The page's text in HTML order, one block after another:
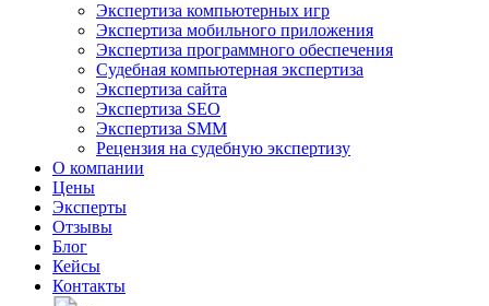
Экспертиза компьютерных игр
Экспертиза мобильного приложения
Экспертиза программного обеспечения
Судебная компьютерная экспертиза
Экспертиза сайта
Экспертиза SEO
Экспертиза SMM
Рецензия на судебную экспертизу
О компании
Цены
Эксперты
Отзывы
Блог
Кейсы
Контакты